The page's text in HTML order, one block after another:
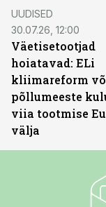
UUDISED
30.07.26, 12:00
Väetisetootjad
hoiatavad: ELi
kliimareform
põllumeeste
viia tootmise
välja